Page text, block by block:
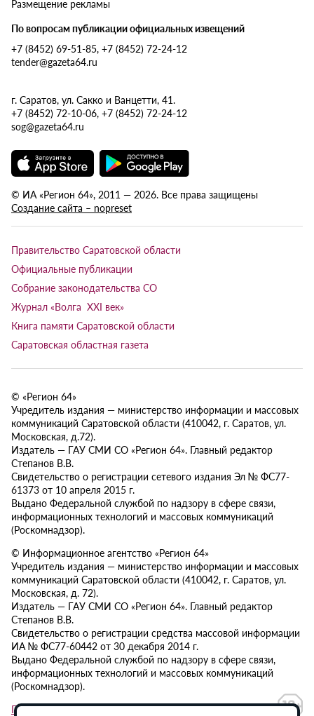
Размещение рекламы
По вопросам публикации официальных извещений
+7 (8452) 69-51-85, +7 (8452) 72-24-12
tender@gazeta64.ru
г. Саратов, ул. Сакко и Ванцетти, 41.
+7 (8452) 72-10-06, +7 (8452) 72-24-12
sog@gazeta64.ru
© ИА «Регион 64», 2011 — 2026. Все права защищены
Создание сайта – nopreset
Правительство Саратовской области
Официальные публикации
Собрание законодательства СО
Журнал «Волга XXI век»
Книга памяти Саратовской области
Саратовская областная газета
© «Регион 64»
Учредитель издания — министерство информации и массовых
коммуникаций Саратовской области (410042, г. Саратов, ул.
Московская, д.72).
Издатель — ГАУ СМИ СО «Регион 64». Главный редактор
Степанов В.В.
Свидетельство о регистрации сетевого издания Эл № ФС77-
61373 от 10 апреля 2015 г.
Выдано Федеральной службой по надзору в сфере связи,
информационных технологий и массовых коммуникаций
(Роскомнадзор).
© Информационное агентство «Регион 64»
Учредитель издания — министерство информации и массовых
коммуникаций Саратовской области (410042, г. Саратов, ул.
Московская, д. 72).
Издатель — ГАУ СМИ СО «Регион 64». Главный редактор
Степанов В.В.
Свидетельство о регистрации средства массовой информации
ИА № ФС77-60442 от 30 декабря 2014 г.
Выдано Федеральной службой по надзору в сфере связи,
информационных технологий и массовых коммуникаций
(Роскомнадзор).
Политика в отношении обработки персональных данных